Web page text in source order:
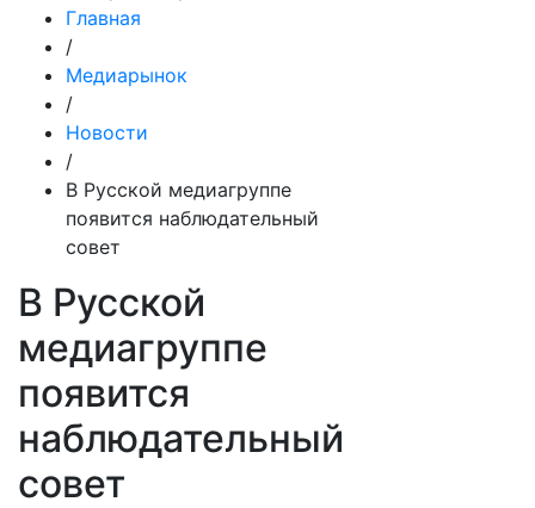
Главная
/
Медиарынок
/
Новости
/
В Русской медиагруппе
появится наблюдательный
совет
В Русской
медиагруппе
появится
наблюдательный
совет